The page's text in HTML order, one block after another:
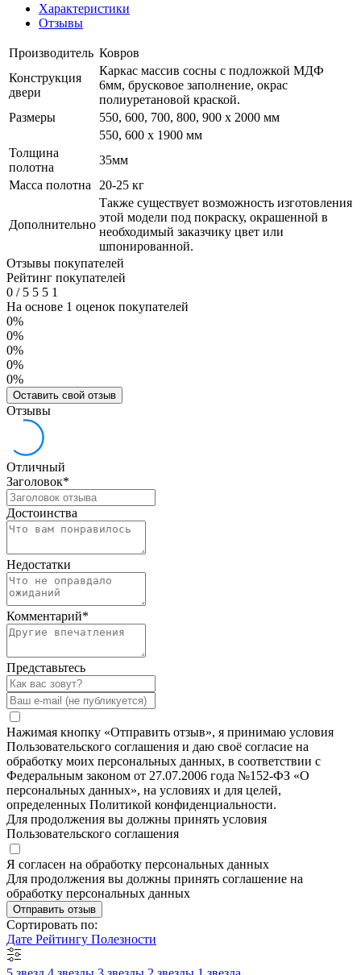
Характеристики
Отзывы
Производитель Ковров
Конструкция
двери
Каркас массив сосны с подложкой МДФ
6мм, брусковое заполнение, окрас
полиуретановой краской.
Размеры
550, 600, 700, 800, 900 x 2000 мм
550, 600 х 1900 мм
Толщина
полотна
35мм
Масса полотна
20-25 кг
Дополнительно
Также существует возможность изготовления
этой модели под покраску, окрашенной в
необходимый заказчику цвет или
шпонированной.
Отзывы покупателей
Рейтинг покупателей
0 /5 5 5 1
На основе 1 оценок покупателей
0%
0%
0%
0%
0%
Оставить свой отзыв
Отзывы
Отличный
Заголовок*
Достоинства
Недостатки
Комментарий*
Представьтесь
Нажимая кнопку «Отправить отзыв», я принимаю условия
Пользовательского соглашения и даю своё согласие на
обработку моих персональных данных, в соответствии с
Федеральным законом от 27.07.2006 года №152-ФЗ «О
персональных данных», на условиях и для целей,
определенных Политикой конфиденциальности.
Для продолжения вы должны принять условия
Пользовательского соглашения
Я согласен на обработку персональных данных
Для продолжения вы должны принять соглашение на
обработку персональных данных
Отправить отзыв
Сортировать по:
Дате Рейтингу Полезности